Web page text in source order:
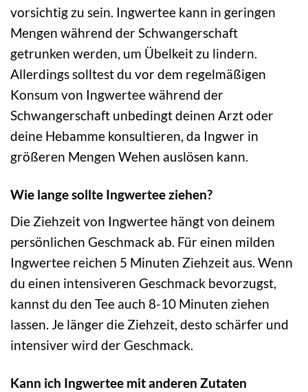
vorsichtig zu sein. Ingwertee kann in geringen
Mengen während der Schwangerschaft
getrunken werden, um Übelkeit zu lindern.
Allerdings solltest du vor dem regelmäßigen
Konsum von Ingwertee während der
Schwangerschaft unbedingt deinen Arzt oder
deine Hebamme konsultieren, da Ingwer in
größeren Mengen Wehen auslösen kann.
Wie lange sollte Ingwertee ziehen?
Die Ziehzeit von Ingwertee hängt von deinem
persönlichen Geschmack ab. Für einen milden
Ingwertee reichen 5 Minuten Ziehzeit aus. Wenn
du einen intensiveren Geschmack bevorzugst,
kannst du den Tee auch 8-10 Minuten ziehen
lassen. Je länger die Ziehzeit, desto schärfer und
intensiver wird der Geschmack.
Kann ich Ingwertee mit anderen Zutaten